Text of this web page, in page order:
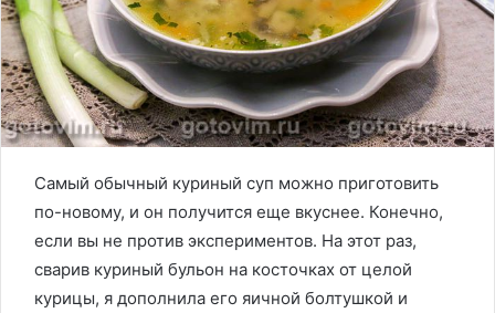
Самый обычный куриный суп можно приготовить
по-новому, и он получится еще вкуснее. Конечно,
если вы не против экспериментов. На этот раз,
сварив куриный бульон на косточках от целой
курицы, я дополнила его яичной болтушкой и